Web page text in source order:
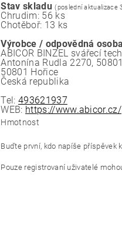
Stav skladu (poslední aktualizace
Chrudim: 56 ks
Chotěboř: 13 ks
Výrobce / odpovědná osoba
ABICOR BINZEL svářecí
Antonína Rudla 2270, 50801
50801 Hořice
Česká republika
Tel:493621937
WEB: https://www.abicor.cz/
Hmotnost
Buďte první, kdo napíše příspěvek
Pouze registrovaní uživatelé